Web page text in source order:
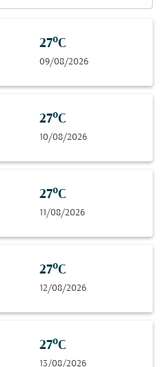
27°C
09/08/2026
27°C
10/08/2026
27°C
11/08/2026
27°C
12/08/2026
27°C
13/08/2026